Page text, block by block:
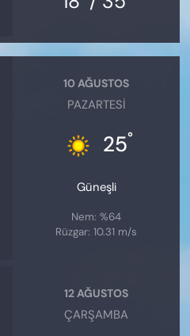
10 AĞUSTOS
PAZARTESI
25°
Güneşli
Nem: %64
Rüzgar: 10.31 m/s
12 AĞUSTOS
ÇARŞAMBA